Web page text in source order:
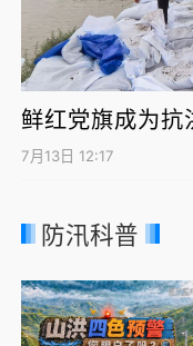
鲜红党旗成为抗
7月13日 12:17
防汛科普